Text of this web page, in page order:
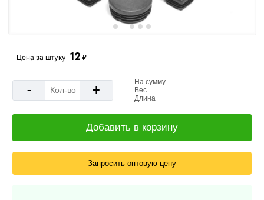
Цена за штуку 12 ₽
- +
На сумму
Вес
Длина
Добавить в корзину
Запросить оптовую цену